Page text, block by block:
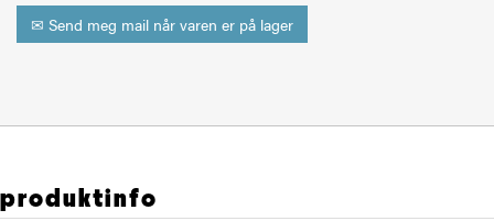
✉ Send meg mail når varen er på lager
produktinfo